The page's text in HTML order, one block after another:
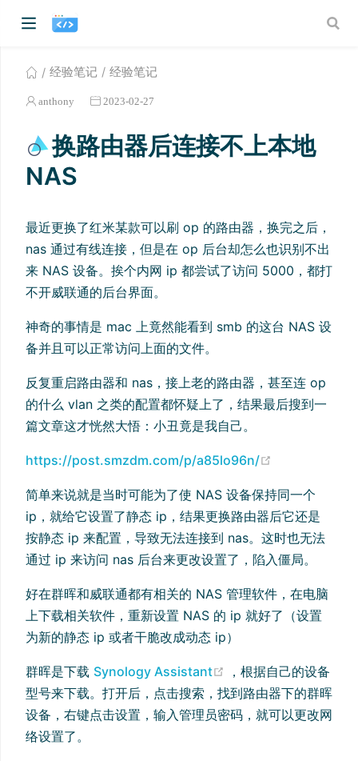
经验笔记 经验笔记
anthony 2023-02-27
换路由器后连接不上本地
NAS
最近更换了红米某款可以刷 op 的路由器，换完之后，
nas 通过有线连接，但是在 op 后台却怎么也识别不出
来 NAS 设备。挨个内网 ip 都尝试了访问 5000，都打
不开威联通的后台界面。
神奇的事情是 mac 上竟然能看到 smb 的这台 NAS 设
备并且可以正常访问上面的文件。
反复重启路由器和 nas，接上老的路由器，甚至连 op
的什么 vlan 之类的配置都怀疑上了，结果最后搜到一
篇文章这才恍然大悟：小丑竟是我自己。
https://post.smzdm.com/p/a85lo96n/
简单来说就是当时可能为了使 NAS 设备保持同一个
ip，就给它设置了静态 ip，结果更换路由器后它还是
按静态 ip 来配置，导致无法连接到 nas。这时也无法
通过 ip 来访问 nas 后台来更改设置了，陷入僵局。
好在群晖和威联通都有相关的 NAS 管理软件，在电脑
上下载相关软件，重新设置 NAS 的 ip 就好了（设置
为新的静态 ip 或者干脆改成动态 ip）
群晖是下载 Synology Assistant (opens new window)
，根据自己的设备
型号来下载。打开后，点击搜索，找到路由器下的群晖
设备，右键点击设置，输入管理员密码，就可以更改网
络设置了。